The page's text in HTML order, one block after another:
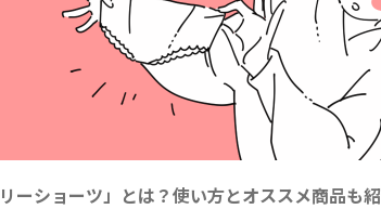
ーショーツ」とは？使い方とオススメ商品も紹